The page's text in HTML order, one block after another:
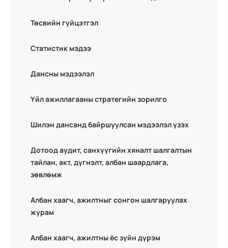
Төсвийн гүйцэтгэл
Статистик мэдээ
Дансны мэдээлэл
Үйл ажиллагааны стратегийн зорилго
Шилэн дансанд байршуулсан мэдээлэл үзэх
Дотоод аудит, санхүүгийн хяналт шалгалтын
тайлан, акт, дүгнэлт, албан шаардлага,
зөвлөмж
Албан хаагч, ажилтныг сонгон шалгаруулах
журам
Албан хаагч, ажилтны ёс зүйн дүрэм